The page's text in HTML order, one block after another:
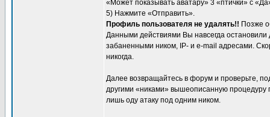
«Может показывать аватару» 3 «птички» с
5) Нажмите «Отправить».
Профиль пользователя не удалять!! Позже
Данными действиями Вы навсегда
забаненными ником, IP- и e-mail адресами.
никогда.
Далее возвращайтесь в форум и проверьте,
другими «никами» вышеописанную процедуру
лишь оду атаку под одним ником.